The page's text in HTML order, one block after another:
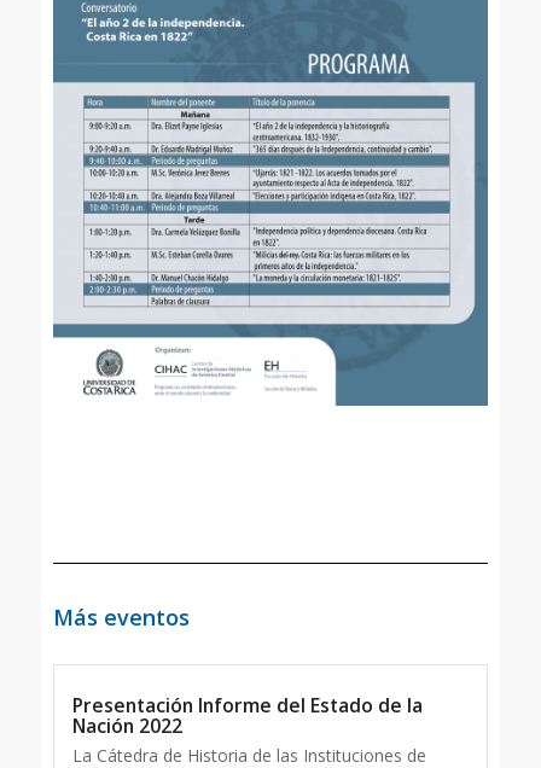
Más eventos
Presentación Informe del Estado de la
Nación 2022
La Cátedra de Historia de las Instituciones de